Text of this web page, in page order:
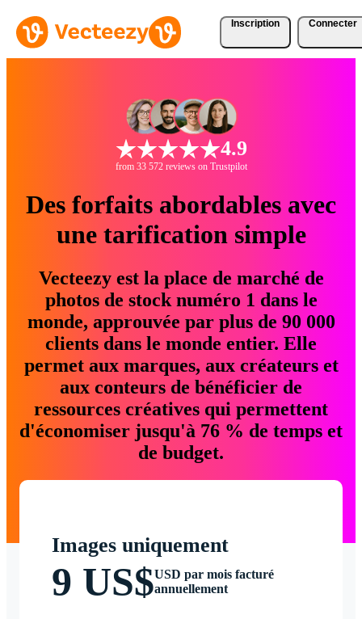
Inscription Connecter
4.9
from 33 572 reviews on Trustpilot
Des forfaits abordables avec
une tarification simple
Vecteezy est la place de marché de
photos de stock numéro 1 dans le
monde, approuvée par plus de 90 000
clients dans le monde entier. Elle
permet aux marques, aux créateurs et
aux conteurs de bénéficier de
ressources créatives qui permettent
d'économiser jusqu'à 76 % de temps et
de budget.
Images uniquement
9 US$USD par mois facturé
annuellement